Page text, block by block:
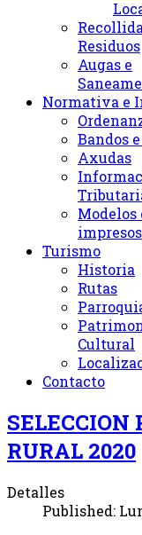
Residuos
Augas e
Normativa e
Bandos
Axudas
Modelos
impresos
Turismo
Historia
Rutas
Cultural
Contacto
SELECCION
RURAL 2020
Detalles
Published: